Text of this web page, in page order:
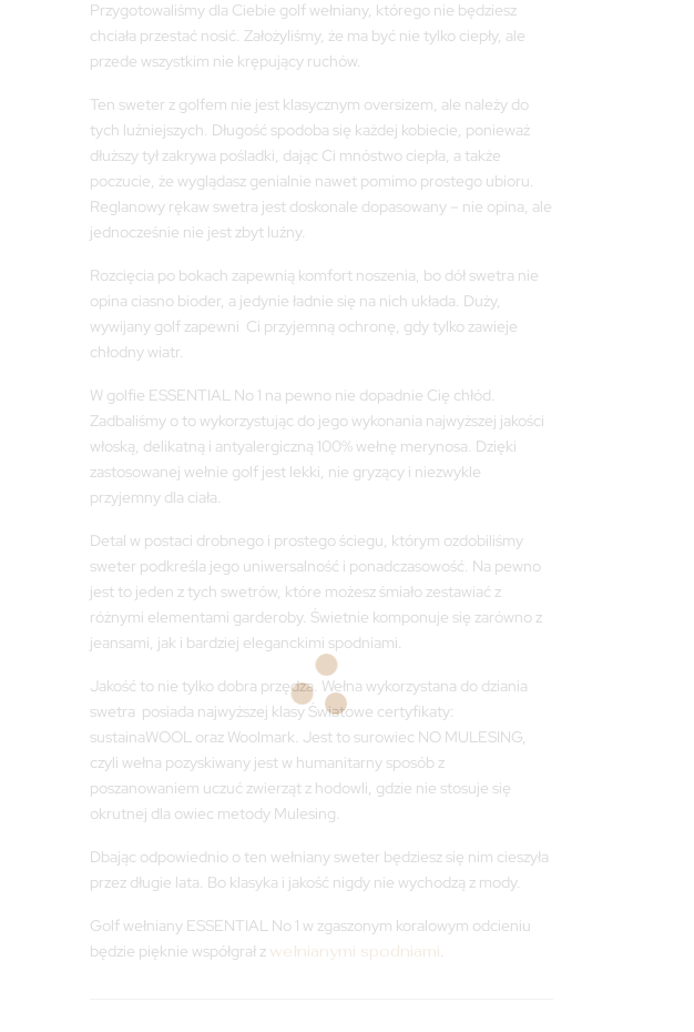
720,00 zł.396,00 zł.
Przygotowaliśmy dla Ciebie golf wełniany, którego nie będziesz
chciała przestać nosić. Założyliśmy, że ma być nie tylko ciepły, ale
przede wszystkim nie krępujący ruchów.
Ten sweter z golfem nie jest klasycznym oversizem, ale należy do
tych luźniejszych. Długość spodoba się każdej kobiecie, ponieważ
dłuższy tył zakrywa pośladki, dając Ci mnóstwo ciepła, a także
poczucie, że wyglądasz genialnie nawet pomimo prostego ubioru.
Reglanowy rękaw swetra jest doskonale dopasowany – nie opina, ale
jednocześnie nie jest zbyt luźny.
Rozcięcia po bokach zapewnią komfort noszenia, bo dół swetra nie
opina ciasno bioder, a jedynie ładnie się na nich układa. Duży,
wywijany golf zapewni Ci przyjemną ochronę, gdy tylko zawieje
chłodny wiatr.
W golfie ESSENTIAL No 1 na pewno nie dopadnie Cię chłód.
Zadbaliśmy o to wykorzystując do jego wykonania najwyższej jakości
włoską, delikatną i antyalergiczną 100% wełnę merynosa. Dzięki
zastosowanej wełnie golf jest lekki, nie gryzący i niezwykle
przyjemny dla ciała.
Detal w postaci drobnego i prostego ściegu, którym ozdobiliśmy
sweter podkreśla jego uniwersalność i ponadczasowość. Na pewno
jest to jeden z tych swetrów, które możesz śmiało zestawiać z
różnymi elementami garderoby. Świetnie komponuje się zarówno z
jeansami, jak i bardziej eleganckimi spodniami.
Jakość to nie tylko dobra przędza. Wełna wykorzystana do dziania
swetra posiada najwyższej klasy Światowe certyfikaty:
sustainaWOOL oraz Woolmark. Jest to surowiec NO MULESING,
czyli wełna pozyskiwany jest w humanitarny sposób z
poszanowaniem uczuć zwierząt z hodowli, gdzie nie stosuje się
okrutnej dla owiec metody Mulesing.
Dbając odpowiednio o ten wełniany sweter będziesz się nim cieszyła
przez długie lata. Bo klasyka i jakość nigdy nie wychodzą z mody.
Golf wełniany ESSENTIAL No 1 w zgaszonym koralowym odcieniu
będzie pięknie współgrał z wełnianymi spodniami.